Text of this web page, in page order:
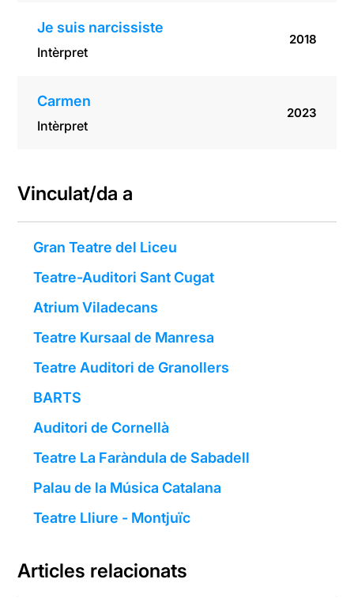
Je suis narcissiste
Intèrpret
2018
Carmen
Intèrpret
2023
Vinculat/da a
Gran Teatre del Liceu
Teatre-Auditori Sant Cugat
Atrium Viladecans
Teatre Kursaal de Manresa
Teatre Auditori de Granollers
BARTS
Auditori de Cornellà
Teatre La Faràndula de Sabadell
Palau de la Música Catalana
Teatre Lliure - Montjuïc
Articles relacionats